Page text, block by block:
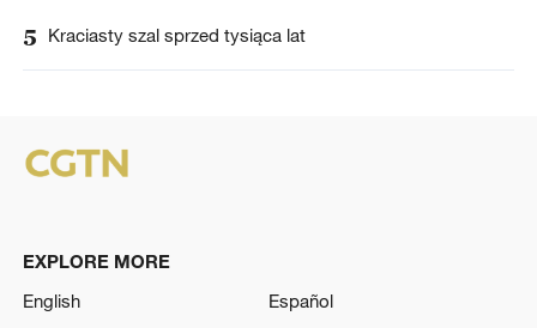
5 Kraciasty szal sprzed tysiąca lat
EXPLORE MORE
English
Español